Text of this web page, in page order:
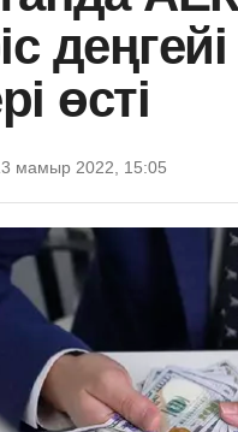
өсті
мамыр 2022, 15:05